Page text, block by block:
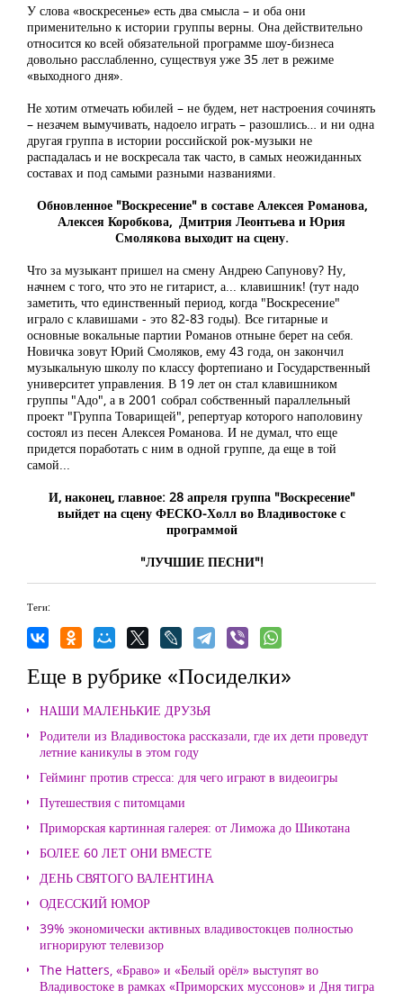
У слова «воскресенье» есть два смысла – и оба они
применительно к истории группы верны. Она действительно
относится ко всей обязательной программе шоу-бизнеса
довольно расслабленно, существуя уже 35 лет в режиме
«выходного дня».
Не хотим отмечать юбилей – не будем, нет настроения сочинять
– незачем вымучивать, надоело играть – разошлись… и ни одна
другая группа в истории российской рок-музыки не
распадалась и не воскресала так часто, в самых неожиданных
составах и под самыми разными названиями.
Обновленное "Воскресение" в составе Алексея Романова,
Алексея Коробкова, Дмитрия Леонтьева и Юрия
Смолякова выходит на сцену.
Что за музыкант пришел на смену Андрею Сапунову? Ну,
начнем с того, что это не гитарист, а... клавишник! (тут надо
заметить, что единственный период, когда "Воскресение"
играло с клавишами - это 82-83 годы). Все гитарные и
основные вокальные партии Романов отныне берет на себя.
Новичка зовут Юрий Смоляков, ему 43 года, он закончил
музыкальную школу по классу фортепиано и Государственный
университет управления. В 19 лет он стал клавишником
группы "Адо", а в 2001 собрал собственный параллельный
проект "Группа Товарищей", репертуар которого наполовину
состоял из песен Алексея Романова. И не думал, что еще
придется поработать с ним в одной группе, да еще в той
самой...
И, наконец, главное: 28 апреля группа "Воскресение"
выйдет на сцену ФЕСКО-Холл во Владивостоке с
программой
"ЛУЧШИЕ ПЕСНИ"!
Теги:
Еще в рубрике «Посиделки»
НАШИ МАЛЕНЬКИЕ ДРУЗЬЯ
Родители из Владивостока рассказали, где их дети проведут
летние каникулы в этом году
Гейминг против стресса: для чего играют в видеоигры
Путешествия с питомцами
Приморская картинная галерея: от Лиможа до Шикотана
БОЛЕЕ 60 ЛЕТ ОНИ ВМЕСТЕ
ДЕНЬ СВЯТОГО ВАЛЕНТИНА
ОДЕССКИЙ ЮМОР
39% экономически активных владивостокцев полностью
игнорируют телевизор
The Hatters, «Браво» и «Белый орёл» выступят во
Владивостоке в рамках «Приморских муссонов» и Дня тигра